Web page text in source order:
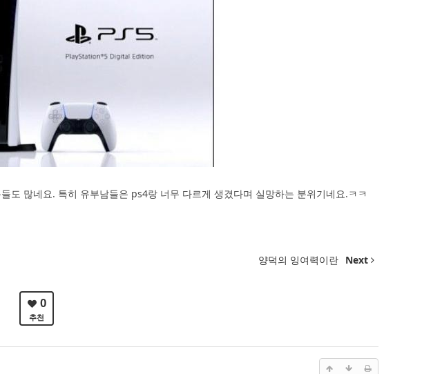
도 많네요. 특히 유부남들은 ps4랑 너무 다르게 생겼다며 실망하는 분위기네요.ㅋㅋ
양덕의 잉여력이란 Next
0
추천